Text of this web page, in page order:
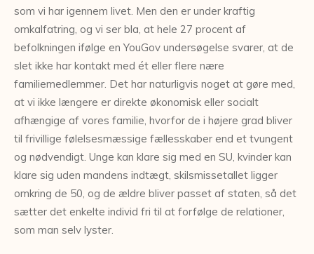
som vi har igennem livet. Men den er under kraftig
omkalfatring, og vi ser bla, at hele 27 procent af
befolkningen ifølge en YouGov undersøgelse svarer, at de
slet ikke har kontakt med ét eller flere nære
familiemedlemmer. Det har naturligvis noget at gøre med,
at vi ikke længere er direkte økonomisk eller socialt
afhængige af vores familie, hvorfor de i højere grad bliver
til frivillige følelsesmæssige fællesskaber end et tvungent
og nødvendigt. Unge kan klare sig med en SU, kvinder kan
klare sig uden mandens indtægt, skilsmissetallet ligger
omkring de 50, og de ældre bliver passet af staten, så det
sætter det enkelte individ fri til at forfølge de relationer,
som man selv lyster.